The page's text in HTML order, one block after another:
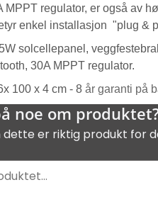
MPPT regulator, er også av
enkel installasjon "plug &
solcellepanel,
30A MPPT regulator.
100 x 4 cm - 8 år garanti på
noe om
dette er riktig produkt for